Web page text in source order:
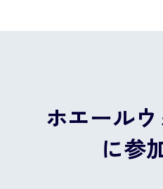
ホエール
に参